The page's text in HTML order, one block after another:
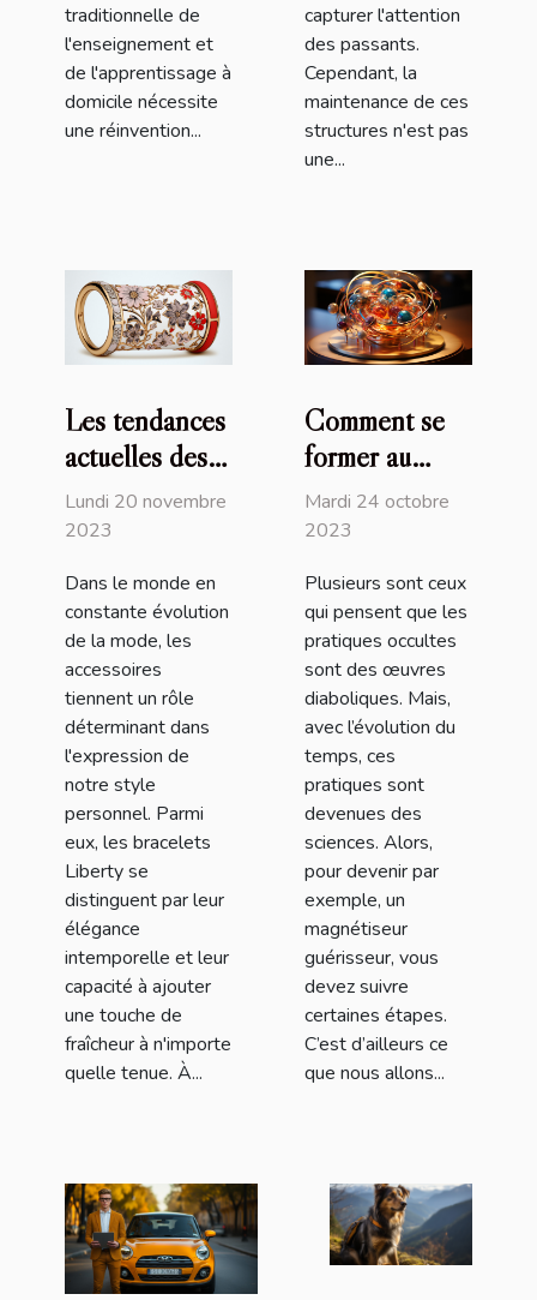
traditionnelle de
l'enseignement et
de l'apprentissage à
domicile nécessite
une réinvention...
capturer l'attention
des passants.
Cependant, la
maintenance de ces
structures n'est pas
une...
Les tendances
actuelles des
bracelets
Liberty et
intégrer dans
votre style
quotidien
Lundi 20 novembre
2023
Dans le monde en
constante évolution
de la mode, les
accessoires
tiennent un rôle
déterminant dans
l'expression de
notre style
personnel. Parmi
eux, les bracelets
Liberty se
distinguent par leur
élégance
intemporelle et leur
capacité à ajouter
une touche de
fraîcheur à n'importe
quelle tenue. À...
Comment se
former au
magnétisme ?
Mardi 24 octobre
2023
Plusieurs sont ceux
qui pensent que les
pratiques occultes
sont des œuvres
diaboliques. Mais,
avec l’évolution du
temps, ces
pratiques sont
devenues des
sciences. Alors,
pour devenir par
exemple, un
magnétiseur
guérisseur, vous
devez suivre
certaines étapes.
C’est d’ailleurs ce
que nous allons...